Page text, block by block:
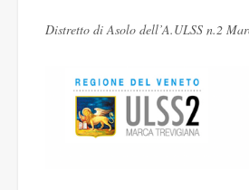
Distretto di Asolo dell’A.ULSS n.2